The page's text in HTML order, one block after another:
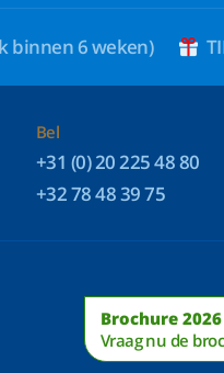
binnen 6 weken)
Bel
+31 (0) 20 225 48 80
+32 78 48 39 75
Brochure 2026
Vraag nu de